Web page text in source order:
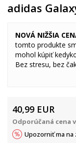
adidas
NOVÁ NIŽŠIA
tomto produkte
mohol kúpiť
Bez stresu, bez
40,99 EUR
Odporúčaná cena
Upozorniť ma na